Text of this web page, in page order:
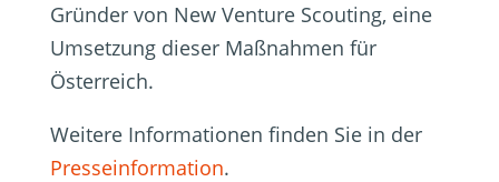
Gründer von New Venture Scouting, eine
Umsetzung dieser Maßnahmen für
Österreich.
Weitere Informationen finden Sie in der
Presseinformation.